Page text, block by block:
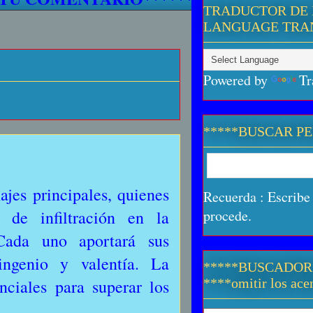
principales, quienes
de infiltración en la
uno aportará sus
y valentía. La
para superar los
TRADUCTOR
LANGUAGE
Powered by
*****BUSCAR
Recuerda :
procede.
****omitir los